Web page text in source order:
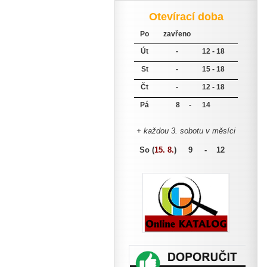
Otevírací doba
Po zavřeno
Út - 12 - 18
St - 15 - 18
Čt - 12 - 18
Pá 8 - 14
+ každou 3. sobotu v měsíci
So (15. 8.) 9 - 12